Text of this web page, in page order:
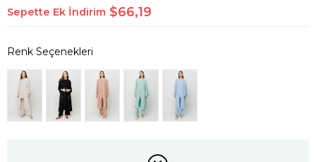
Sepette Ek İndirim $66,19